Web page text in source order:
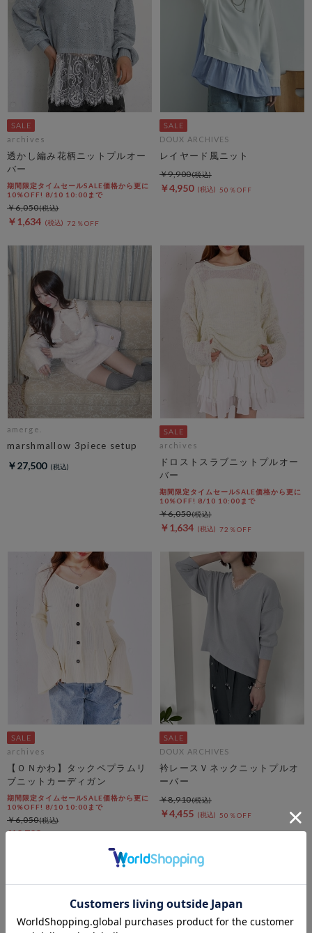
archives
透かし編み花柄ニットプルオー
バー
期間限定タイムセールSALE価格から更に
10%OFF! 8/10 10:00まで
￥1,634 72％OFF
￥6,050
DOUX ARCHIVES
レイヤード風ニット
￥4,950 50％OFF
￥9,900
amerge.
marshmallow 3piece setup
￥27,500
archives
ドロストスラブニットプルオー
バー
期間限定タイムセールSALE価格から更に
10%OFF! 8/10 10:00まで
￥1,634 72％OFF
￥6,050
archives
【ＯＮかわ】タックペプラムリ
ブニットカーディガン
期間限定タイムセールSALE価格から更に
10%OFF! 8/10 10:00まで
￥2,723
￥6,050
DOUX ARCHIVES
衿レースＶネックニットプルオ
ーバー
￥4,455 50％OFF
￥8,910